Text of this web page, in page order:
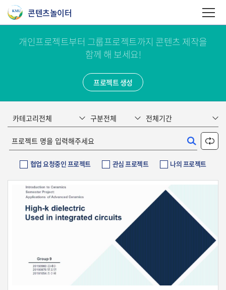
콘텐츠놀이터
개인프로젝트부터 그룹프로젝트까지 콘텐츠 제작을
함께 해 보세요!
프로젝트 생성
협업 요청중인 프로젝트 관심 프로젝트 나의 프로젝트